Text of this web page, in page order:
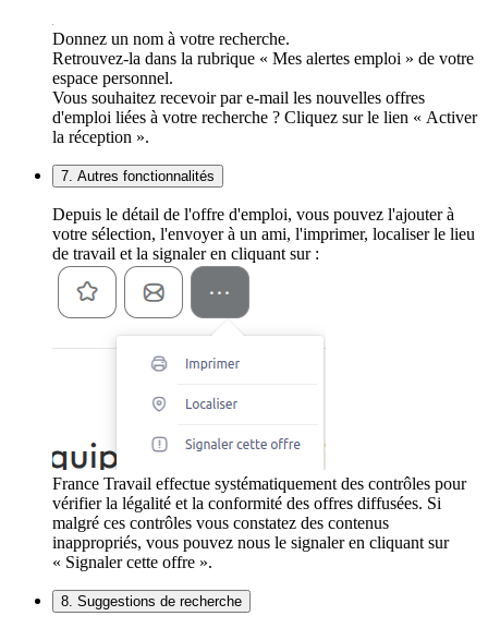
Donnez un nom à votre recherche.
Retrouvez-la dans la rubrique « Mes alertes emploi » de votre
espace personnel.
Vous souhaitez recevoir par e-mail les nouvelles offres
d'emploi liées à votre recherche ? Cliquez sur le lien « Activer
la réception ».
7. Autres fonctionnalités
Depuis le détail de l'offre d'emploi, vous pouvez l'ajouter à
votre sélection, l'envoyer à un ami, l'imprimer, localiser le lieu
de travail et la signaler en cliquant sur :
France Travail effectue systématiquement des contrôles pour
vérifier la légalité et la conformité des offres diffusées. Si
malgré ces contrôles vous constatez des contenus
inappropriés, vous pouvez nous le signaler en cliquant sur
« Signaler cette offre ».
8. Suggestions de recherche